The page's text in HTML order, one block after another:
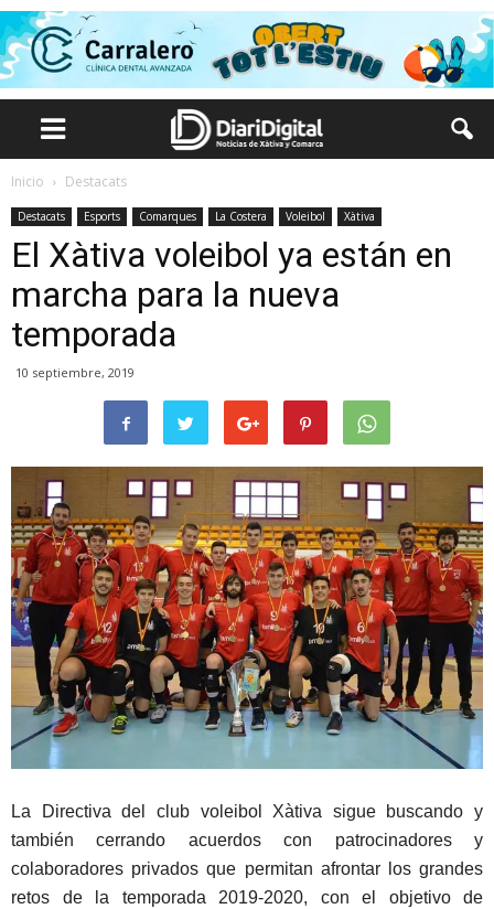
Inicio Destacats
Destacats Esports Comarques La Costera Voleibol Xàtiva
El Xàtiva voleibol ya están en
marcha para la nueva
temporada
10 septiembre, 2019
La Directiva del club voleibol Xàtiva sigue buscando y
también cerrando acuerdos con patrocinadores y
colaboradores privados que permitan afrontar los grandes
retos de la temporada 2019-2020, con el objetivo de